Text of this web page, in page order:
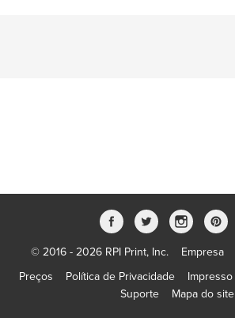
© 2016 - 2026 RPI Print, Inc. Empresa
Preços
Política de Privacidade Impresso
Suporte
Mapa do site